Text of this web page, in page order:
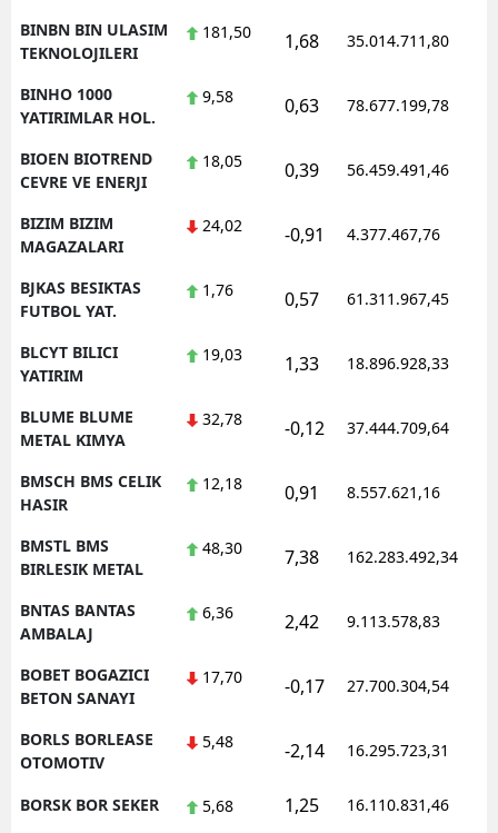
BINBN BIN ULASIM
TEKNOLOJILERI
181,50 1,68 35.014.711,80
BINHO 1000
YATIRIMLAR HOL.
9,58 0,63 78.677.199,78
BIOEN BIOTREND
CEVRE VE ENERJI
18,05 0,39 56.459.491,46
BIZIM BIZIM
MAGAZALARI
24,02 -0,91 4.377.467,76
BJKAS BESIKTAS
FUTBOL YAT.
1,76 0,57 61.311.967,45
BLCYT BILICI
YATIRIM
19,03 1,33 18.896.928,33
BLUME BLUME
METAL KIMYA
32,78 -0,12 37.444.709,64
BMSCH BMS CELIK
HASIR
12,18 0,91 8.557.621,16
BMSTL BMS
BIRLESIK METAL
48,30 7,38 162.283.492,34
BNTAS BANTAS
AMBALAJ
6,36 2,42 9.113.578,83
BOBET BOGAZICI
BETON SANAYI
17,70 -0,17 27.700.304,54
BORLS BORLEASE
OTOMOTIV
5,48 -2,14 16.295.723,31
BORSK BOR SEKER 5,68 1,25 16.110.831,46